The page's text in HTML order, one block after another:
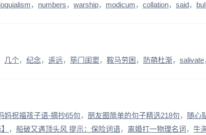
numbers warship modicum collation said
几个 纪念 遥远 筚门闺窦 鞍马劳困 防萌杜渐 salivate
妈祝福孩子语-摘抄65句 朋友圈简单的句子精选218句 随心
船破又遇顶头风 提示：保险词语 离婚打一物理名词 牛